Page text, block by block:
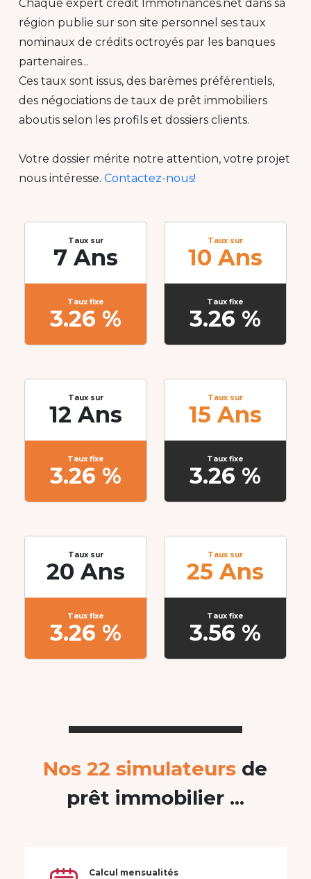
Chaque expert crédit Immofinances.net dans sa
région publie sur son site personnel ses taux
nominaux de crédits octroyés par les banques
partenaires...
Ces taux sont issus, des barèmes préférentiels,
des négociations de taux de prêt immobiliers
aboutis selon les profils et dossiers clients.
Votre dossier mérite notre attention, votre projet
nous intéresse. Contactez-nous!
Taux sur
7 Ans
Taux fixe
3.26 %
Taux sur
10 Ans
Taux fixe
3.26 %
Taux sur
12 Ans
Taux fixe
3.26 %
Taux sur
15 Ans
Taux fixe
3.26 %
Taux sur
20 Ans
Taux fixe
3.26 %
Taux sur
25 Ans
Taux fixe
3.56 %
Nos 22 simulateurs de
prêt immobilier ...
Calcul mensualités